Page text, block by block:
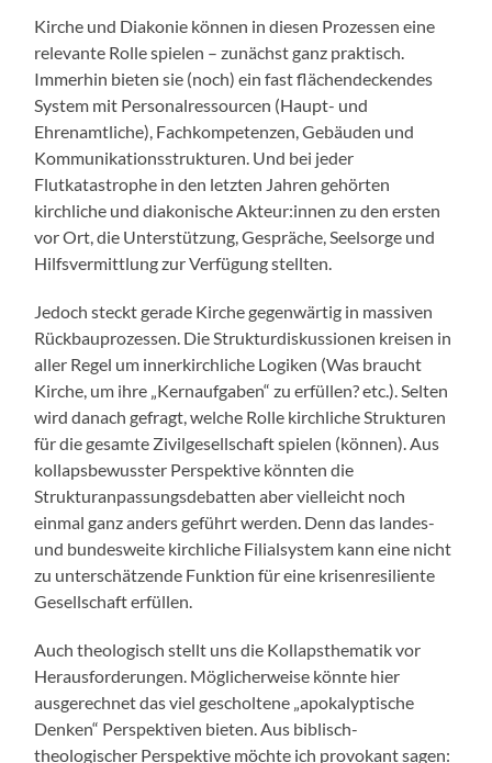
Kirche und Diakonie können in diesen Prozessen eine
relevante Rolle spielen – zunächst ganz praktisch.
Immerhin bieten sie (noch) ein fast flächendeckendes
System mit Personalressourcen (Haupt- und
Ehrenamtliche), Fachkompetenzen, Gebäuden und
Kommunikationsstrukturen. Und bei jeder
Flutkatastrophe in den letzten Jahren gehörten
kirchliche und diakonische Akteur:innen zu den ersten
vor Ort, die Unterstützung, Gespräche, Seelsorge und
Hilfsvermittlung zur Verfügung stellten.
Jedoch steckt gerade Kirche gegenwärtig in massiven
Rückbauprozessen. Die Strukturdiskussionen kreisen in
aller Regel um innerkirchliche Logiken (Was braucht
Kirche, um ihre „Kernaufgaben“ zu erfüllen? etc.). Selten
wird danach gefragt, welche Rolle kirchliche Strukturen
für die gesamte Zivilgesellschaft spielen (können). Aus
kollapsbewusster Perspektive könnten die
Strukturanpassungsdebatten aber vielleicht noch
einmal ganz anders geführt werden. Denn das landes-
und bundesweite kirchliche Filialsystem kann eine nicht
zu unterschätzende Funktion für eine krisenresiliente
Gesellschaft erfüllen.
Auch theologisch stellt uns die Kollapsthematik vor
Herausforderungen. Möglicherweise könnte hier
ausgerechnet das viel gescholtene „apokalyptische
Denken“ Perspektiven bieten. Aus biblisch-
theologischer Perspektive möchte ich provokant sagen: